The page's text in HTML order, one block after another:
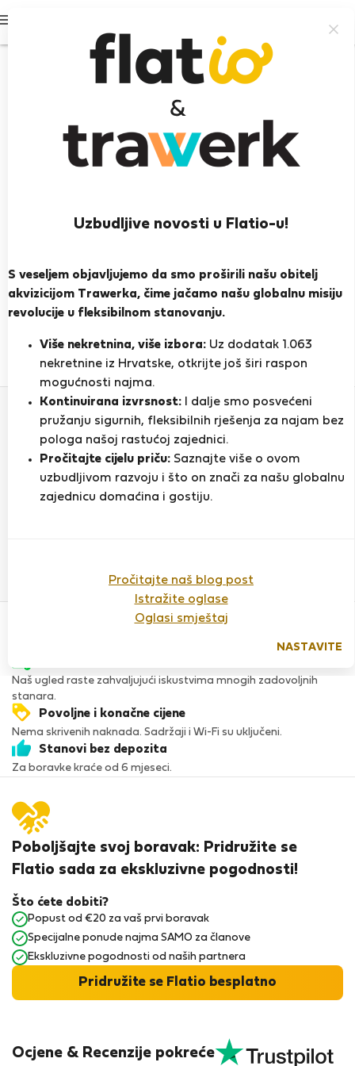
Uzbudljive novosti u Flatio-u!
S veseljem objavljujemo da smo proširili našu obitelj
akvizicijom Trawerka, čime jačamo našu globalnu misiju
revolucije u fleksibilnom stanovanju.
Više nekretnina, više izbora: Uz dodatak 1.063
nekretnine iz Hrvatske, otkrijte još širi raspon
mogućnosti najma.
Kontinuirana izvrsnost: I dalje smo posvećeni
pružanju sigurnih, fleksibilnih rješenja za najam bez
pologa našoj rastućoj zajednici.
Pročitajte cijelu priču: Saznajte više o ovom
uzbudljivom razvoju i što on znači za našu globalnu
zajednicu domaćina i gostiju.
Pročitajte naš blog post
Istražite oglase
Oglasi smještaj
NASTAVITE
Enis X.
Fushë Kosovë, Priština
PRIKAŽI ŽIVOTOPIS
Ocjena i reference
0
Ponude
3
Ocjena
Povjerenje & Sigurnost
Naš ugled raste zahvaljujući iskustvima mnogih zadovoljnih
stanara.
Povoljne i konačne cijene
Nema skrivenih naknada. Sadržaji i Wi-Fi su uključeni.
Stanovi bez depozita
Za boravke kraće od 6 mjeseci.
Ocjene & Recenzije pokreće
Poboljšajte svoj boravak: Pridružite se
Flatio sada za ekskluzivne pogodnosti!
Što ćete dobiti?
Popust od €20 za vaš prvi boravak
Specijalne ponude najma SAMO za članove
Ekskluzivne pogodnosti od naših partnera
Pridružite se Flatio besplatno